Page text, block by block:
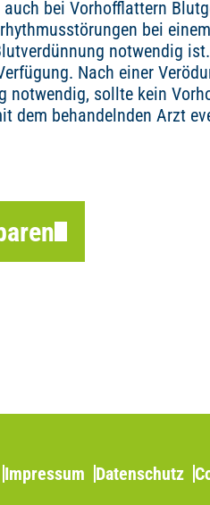
bei Vorhofflattern
bei
notwendig
Nach einer
notwendig, sollte kein
dem behandelnden Arzt
Impressum Datenschutz